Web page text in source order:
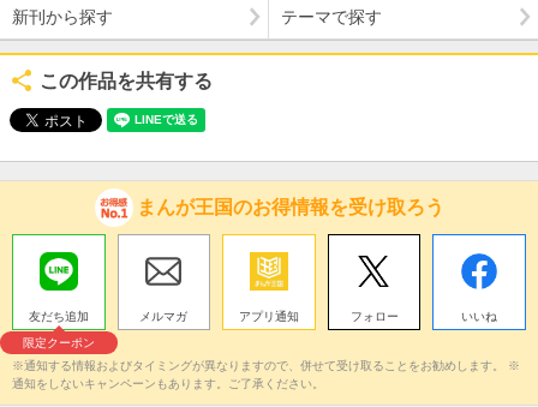
新刊から探す テーマで探す
この作品を共有する
まんが王国のお得情報を受け取ろう
友だち追加
限定クーポン
メルマガ アプリ通知 フォロー いいね
※通知する情報およびタイミングが異なりますので、併せて受け取ることをお勧めします。 ※
通知をしないキャンペーンもあります。ご了承ください。